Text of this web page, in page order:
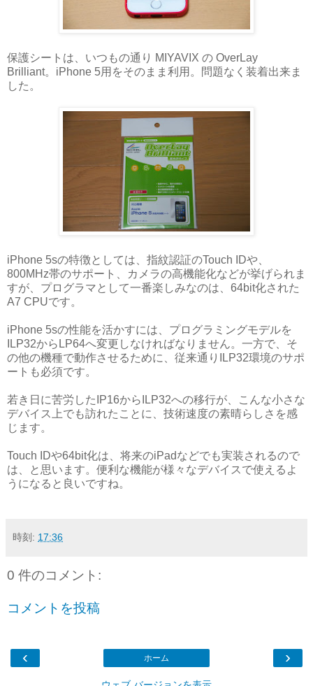
保護シートは、いつもの通り MIYAVIX の OverLay
Brilliant。iPhone 5用をそのまま利用。問題なく装着出来ま
した。
iPhone 5sの特徴としては、指紋認証のTouch IDや、
800MHz帯のサポート、カメラの高機能化などが挙げられま
すが、プログラマとして一番楽しみなのは、64bit化された
A7 CPUです。
iPhone 5sの性能を活かすには、プログラミングモデルを
ILP32からLP64へ変更しなければなりません。一方で、そ
の他の機種で動作させるために、従来通りILP32環境のサポ
ートも必須です。
若き日に苦労したIP16からILP32への移行が、こんな小さな
デバイス上でも訪れたことに、技術速度の素晴らしさを感
じます。
Touch IDや64bit化は、将来のiPadなどでも実装されるので
は、と思います。便利な機能が様々なデバイスで使えるよ
うになると良いですね。
時刻: 17:36
0 件のコメント:
コメントを投稿
‹ ›
ホーム